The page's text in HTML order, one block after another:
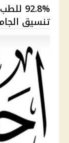
تنسيق الجامعات 2026